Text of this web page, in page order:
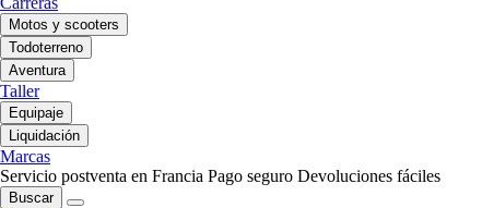
Motos y scooters
Todoterreno
Aventura
Taller
Equipaje
Liquidación
Marcas
Servicio postventa en Francia Pago seguro Devoluciones fáciles
Buscar